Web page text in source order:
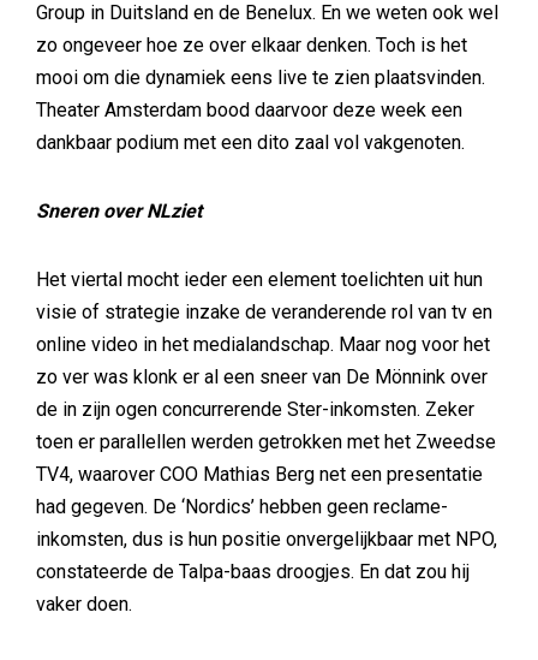
Group in Duitsland en de Benelux. En we weten ook wel
zo ongeveer hoe ze over elkaar denken. Toch is het
mooi om die dynamiek eens live te zien plaatsvinden.
Theater Amsterdam bood daarvoor deze week een
dankbaar podium met een dito zaal vol vakgenoten.
Sneren over NLziet
Het viertal mocht ieder een element toelichten uit hun
visie of strategie inzake de veranderende rol van tv en
online video in het medialandschap. Maar nog voor het
zo ver was klonk er al een sneer van De Mönnink over
de in zijn ogen concurrerende Ster-inkomsten. Zeker
toen er parallellen werden getrokken met het Zweedse
TV4, waarover COO Mathias Berg net een presentatie
had gegeven. De ‘Nordics’ hebben geen reclame-
inkomsten, dus is hun positie onvergelijkbaar met NPO,
constateerde de Talpa-baas droogjes. En dat zou hij
vaker doen.